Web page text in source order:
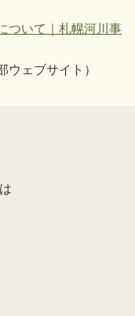
ついて｜札幌河川事
ウェブサイト）